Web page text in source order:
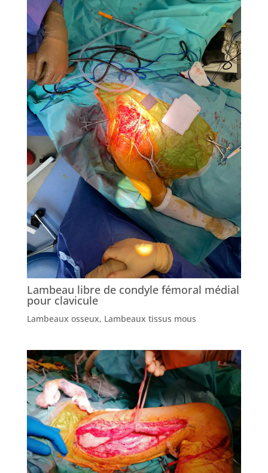
Lambeau libre de condyle fémoral médial
pour clavicule
Lambeaux osseux, Lambeaux tissus mous